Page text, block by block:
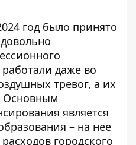
год было принято
даже во
тревог, а их
Основным
является
– на нее
городского